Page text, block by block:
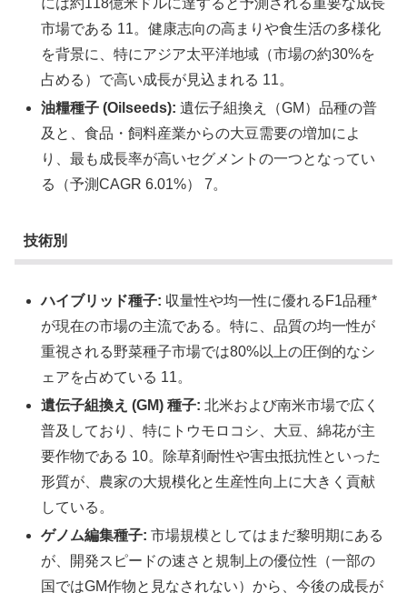
市場である 11。健康志向の高まりや食生活の多様化
を背景に、特にアジア太平洋地域（市場の約30%を
占める）で高い成長が見込まれる 11。
油糧種子 (Oilseeds): 遺伝子組換え（GM）品種の普
及と、食品・飼料産業からの大豆需要の増加によ
り、最も成長率が高いセグメントの一つとなってい
る（予測CAGR 6.01%） 7。
技術別
ハイブリッド種子: 収量性や均一性に優れるF1品種*
が現在の市場の主流である。特に、品質の均一性が
重視される野菜種子市場では80%以上の圧倒的なシ
ェアを占めている 11。
遺伝子組換え (GM) 種子: 北米および南米市場で広く
普及しており、特にトウモロコシ、大豆、綿花が主
要作物である 10。除草剤耐性や害虫抵抗性といった
形質が、農家の大規模化と生産性向上に大きく貢献
している。
ゲノム編集種子: 市場規模としてはまだ黎明期にある
が、開発スピードの速さと規制上の優位性（一部の
国ではGM作物と見なされない）から、今後の成長が